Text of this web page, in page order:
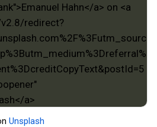
Unsplash